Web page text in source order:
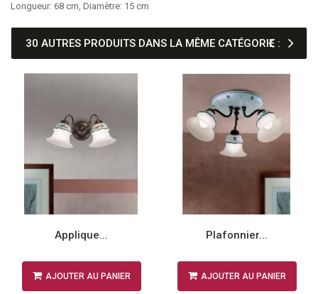
Longueur: 68 cm, Diamètre: 15 cm
30 AUTRES PRODUITS DANS LA MÊME CATÉGORIE :
Applique...
AJOUTER AU PANIER
Plafonnier...
AJOUTER AU PANIER